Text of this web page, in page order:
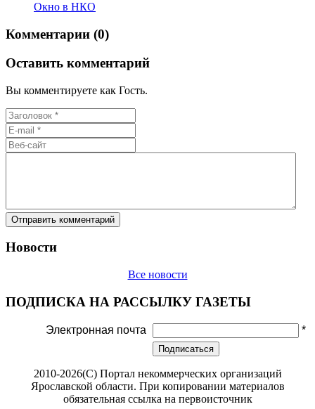
Окно в НКО
Комментарии (0)
Оставить комментарий
Вы комментируете как Гость.
Новости
Все новости
ПОДПИСКА НА РАССЫЛКУ ГАЗЕТЫ
Электронная почта *
Подписаться
2010-2026(С) Портал некоммерческих организаций
Ярославской области. При копировании материалов
обязательная ссылка на первоисточник